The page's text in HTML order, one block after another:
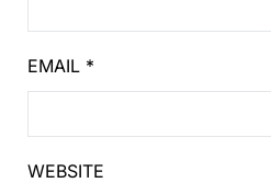
EMAIL *
WEBSITE